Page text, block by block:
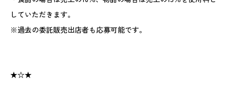
していただきます。
※過去の委託販売出店者も応募可能です。
★☆★